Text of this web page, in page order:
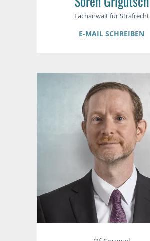
Fachanwalt für Strafrecht
E-MAIL SCHREIBEN